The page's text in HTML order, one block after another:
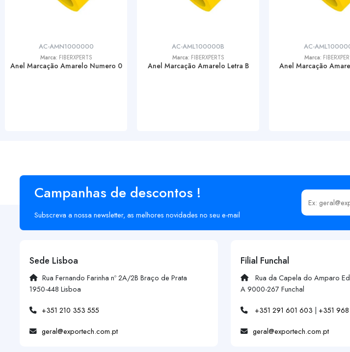
AC-AMN1000000
Marca: FIBERXPERTS
Anel Marcação Amarelo Numero 0
AC-AML100000B
Marca: FIBERXPERTS
Anel Marcação Amarelo Letra B
AC-
Marca:
Anel Marcação
Campanhas de descontos !
Subscreva a nossa newsletter, as melhores novidades no seu e-mail
Insira o seu
Sede Lisboa
Rua Fernando Farinha nº 2A/2B Braço de Prata
1950-448 Lisboa
+351 210 353 555
geral@exportech.com.pt
Filial Funchal
Rua da Capela do Amparo
A 9000-267 Funchal
+351 291 601 603 | +351
geral@exportech.com.pt